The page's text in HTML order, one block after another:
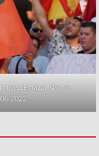
пред Влада. Фото: